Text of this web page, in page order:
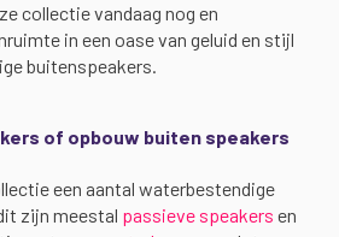
collectie vandaag nog en
in een oase van geluid en stijl
buitenspeakers.
of opbouw buiten speakers
een aantal waterbestendige
zijn meestal passieve speakers en